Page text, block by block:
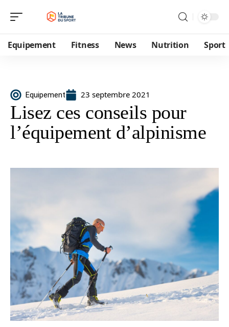
Equipement Fitness News Nutrition Sport
Equipement 23 septembre 2021
Lisez ces conseils pour
l’équipement d’alpinisme